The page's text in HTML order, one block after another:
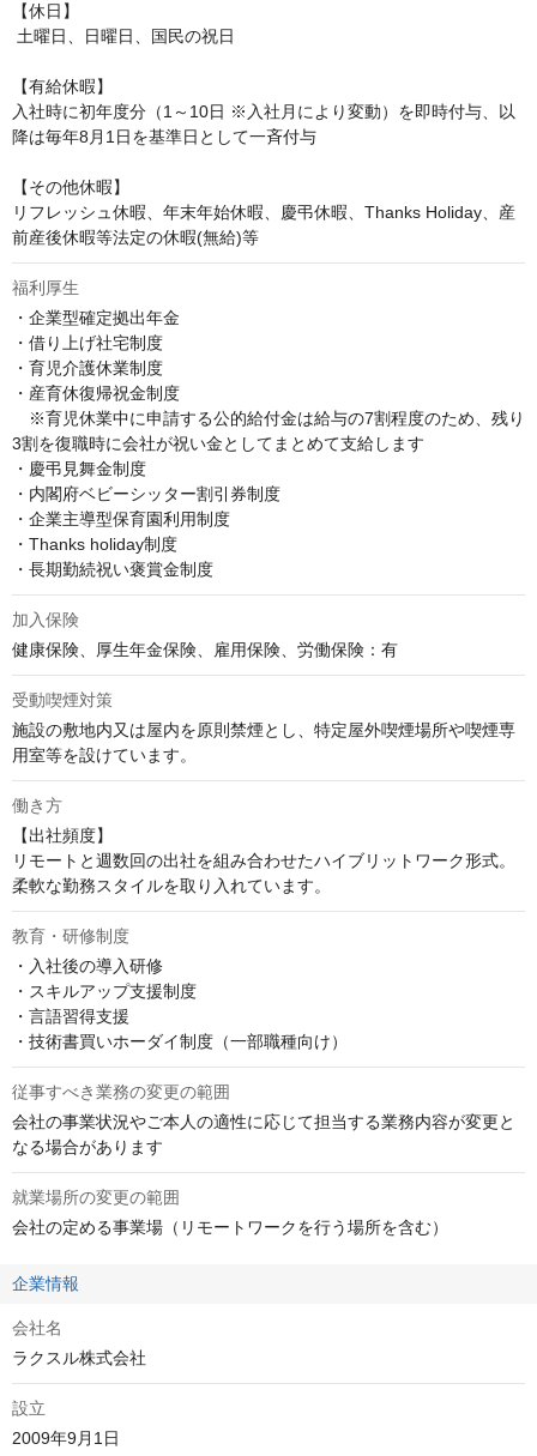
【休日】
【有給休暇】
入社時に初年度分（1～10日 ※入社月により変動）を即時付与、以
降は毎年8月1日を基準日として一斉付与
【その他休暇】
リフレッシュ休暇、年末年始休暇、慶弔休暇、Thanks Holiday、産
前産後休暇等法定の休暇(無給)等
福利厚生
・企業型確定拠出年金
・借り上げ社宅制度
・育児介護休業制度
・産育休復帰祝金制度
※育児休業中に申請する公的給付金は給与の7割程度のため、残り
3割を復職時に会社が祝い金としてまとめて支給します
・慶弔見舞金制度
・内閣府ベビーシッター割引券制度
・企業主導型保育園利用制度
・Thanks holiday制度
・長期勤続祝い褒賞金制度
加入保険
健康保険、厚生年金保険、雇用保険、労働保険：有
受動喫煙対策
施設の敷地内又は屋内を原則禁煙とし、特定屋外喫煙場所や喫煙専
用室等を設けています。
働き方
【出社頻度】
リモートと週数回の出社を組み合わせたハイブリットワーク形式。
柔軟な勤務スタイルを取り入れています。
教育・研修制度
・入社後の導入研修
・スキルアップ支援制度
・言語習得支援
・技術書買いホーダイ制度（一部職種向け）
従事すべき業務の変更の範囲
会社の事業状況やご本人の適性に応じて担当する業務内容が変更と
なる場合があります
就業場所の変更の範囲
会社の定める事業場（リモートワークを行う場所を含む）
企業情報
会社名
ラクスル株式会社
設立
2009年9月1日